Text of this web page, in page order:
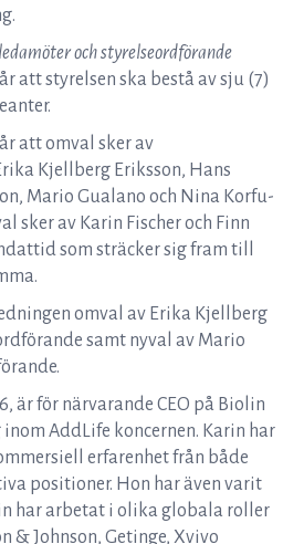
och styrelseordförande
att styrelsen ska bestå av sju (7)
att omval sker av
Kjellberg Eriksson, Hans
Mario Gualano och Nina Korfu-
sker av Karin Fischer och Finn
som sträcker sig fram till
omval av Erika Kjellberg
samt nyval av Mario
är för närvarande CEO på Biolin
AddLife koncernen. Karin har
erfarenhet från både
positioner. Hon har även varit
har arbetat i olika globala roller
& Johnson, Getinge, Xvivo